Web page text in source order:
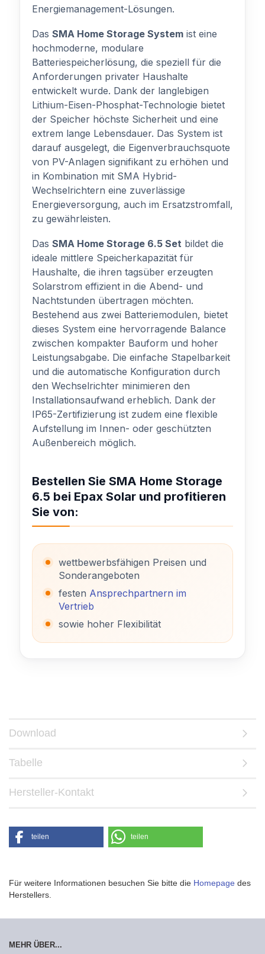
Energiemanagement-Lösungen.
Das SMA Home Storage System ist eine
hochmoderne, modulare
Batteriespeicherlösung, die speziell für die
Anforderungen privater Haushalte
entwickelt wurde. Dank der langlebigen
Lithium-Eisen-Phosphat-Technologie bietet
der Speicher höchste Sicherheit und eine
extrem lange Lebensdauer. Das System ist
darauf ausgelegt, die Eigenverbrauchsquote
von PV-Anlagen signifikant zu erhöhen und
in Kombination mit SMA Hybrid-
Wechselrichtern eine zuverlässige
Energieversorgung, auch im Ersatzstromfall,
zu gewährleisten.
Das SMA Home Storage 6.5 Set bildet die
ideale mittlere Speicherkapazität für
Haushalte, die ihren tagsüber erzeugten
Solarstrom effizient in die Abend- und
Nachtstunden übertragen möchten.
Bestehend aus zwei Batteriemodulen, bietet
dieses System eine hervorragende Balance
zwischen kompakter Bauform und hoher
Leistungsabgabe. Die einfache Stapelbarkeit
und die automatische Konfiguration durch
den Wechselrichter minimieren den
Installationsaufwand erheblich. Dank der
IP65-Zertifizierung ist zudem eine flexible
Aufstellung im Innen- oder geschützten
Außenbereich möglich.
Bestellen Sie SMA Home Storage
6.5 bei Epax Solar und profitieren
Sie von:
wettbewerbsfähigen Preisen und
Sonderangeboten
festen Ansprechpartnern im
Vertrieb
sowie hoher Flexibilität
Download
Tabelle
Hersteller-Kontakt
teilen teilen
Für weitere Informationen besuchen Sie bitte die Homepage des
Herstellers.
MEHR ÜBER...